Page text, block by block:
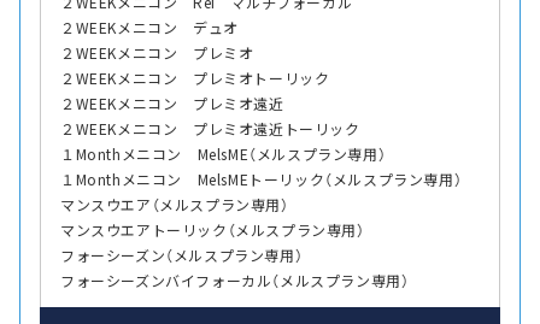
２WEEKメニコン デュオ
２WEEKメニコン プレミオ
２WEEKメニコン プレミオトーリック
２WEEKメニコン プレミオ遠近
２WEEKメニコン プレミオ遠近トーリック
１Monthメニコン MelsME（メルスプラン専用）
１Monthメニコン MelsMEトーリック（メルスプラン専用）
マンスウエア（メルスプラン専用）
マンスウエアトーリック（メルスプラン専用）
フォーシーズン（メルスプラン専用）
フォーシーズンバイフォーカル（メルスプラン専用）